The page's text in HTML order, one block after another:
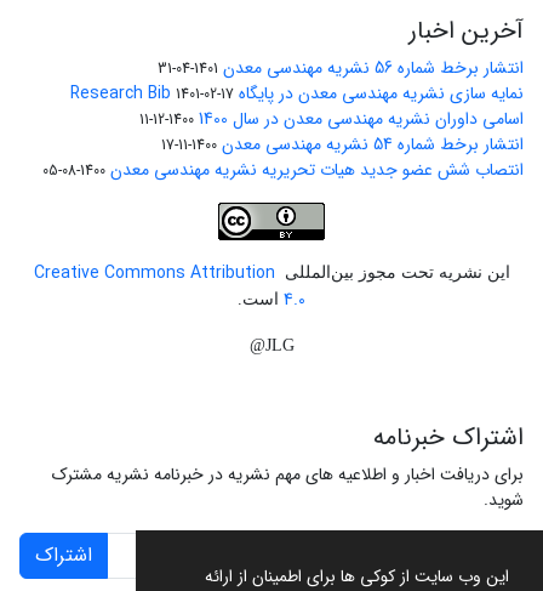
این وب سایت از کوکی ها برای اطمینان از ارائه
آخرین اخبار
انتشار برخط شماره 56 نشریه مهندسی معدن 1401-04-31
نمایه سازی نشریه مهندسی معدن در پایگاه Research Bib 1401-02-17
اسامی داوران نشریه مهندسی معدن در سال 1400 1400-12-11
انتشار برخط شماره 54 نشریه مهندسی معدن 1400-11-17
انتصاب شش عضو جدید هیات تحریریه نشریه مهندسی معدن 1400-08-05
این نشریه تحت مجوز بین‌المللی
Creative Commons Attribution
4.0 است.
JLG@
اشتراک خبرنامه
برای دریافت اخبار و اطلاعیه های مهم نشریه در خبرنامه نشریه مشترک
شوید.
اشتراک